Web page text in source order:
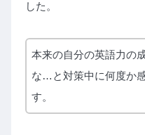
した。
本来の自分の英語力の
な…と対策中に何度か
す。